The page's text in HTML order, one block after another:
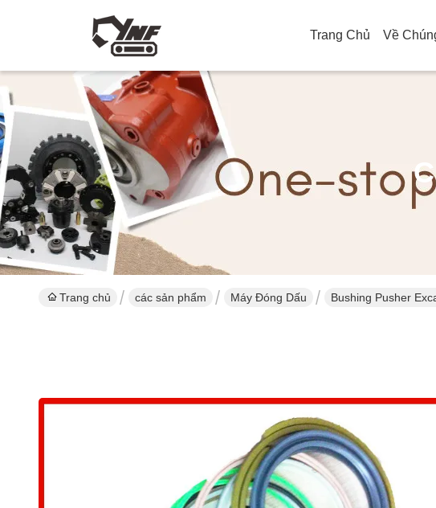
Trang Chủ Về
Trang chủ các sản phẩm Máy Đóng Dấu Bushing Pusher